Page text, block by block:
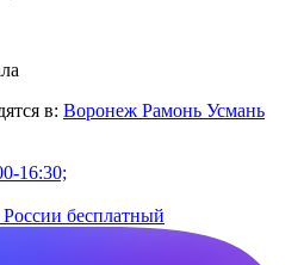
в: Воронеж Рамонь Усмань
16:30;
бесплатный